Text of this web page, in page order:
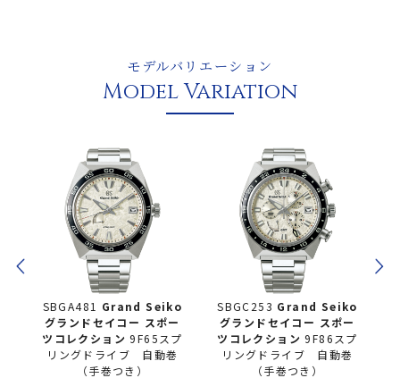
モデルバリエーション
Model Variation
SBGA481 Grand Seiko
グランドセイコー
スポー
ツコレクション 9F65スプ
リングドライブ 自動巻
（手巻つき）
SBGC253 Grand Seiko
グランドセイコー
スポー
ツコレクション 9F86スプ
リングドライブ 自動巻
（手巻つき）